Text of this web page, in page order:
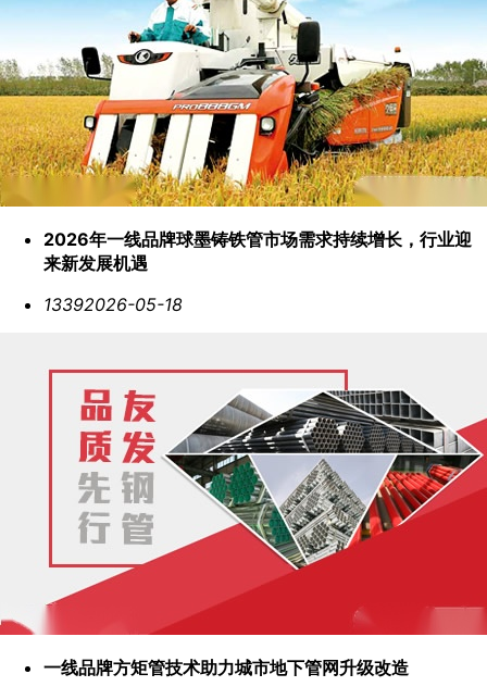
2026年一线品牌球墨铸铁管市场需求持续增长，行业迎
来新发展机遇
13392026-05-18
一线品牌方矩管技术助力城市地下管网升级改造